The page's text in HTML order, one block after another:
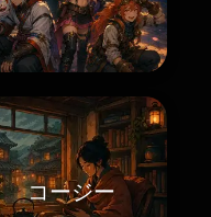
コージー